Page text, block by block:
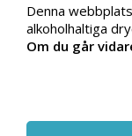
Denna
alkoholhaltiga
Om du går